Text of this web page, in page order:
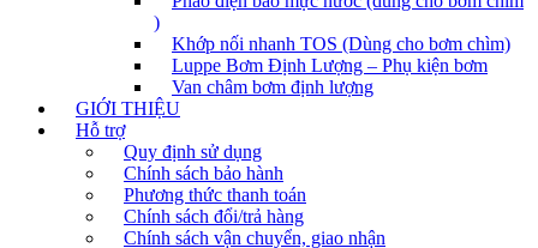
)
Khớp nối nhanh TOS (Dùng cho bơm chìm)
Luppe Bơm Định Lượng – Phụ kiện bơm
Van châm bơm định lượng
GIỚI THIỆU
Hỗ trợ
Quy định sử dụng
Chính sách bảo hành
Phương thức thanh toán
Chính sách đổi/trả hàng
Chính sách vận chuyển, giao nhận